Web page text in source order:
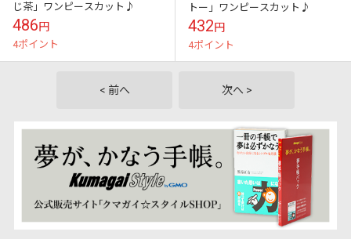
じ茶」ワンピースカット♪
486円
4ポイント
トー」ワンピースカット♪
432円
4ポイント
< 前へ 次へ >